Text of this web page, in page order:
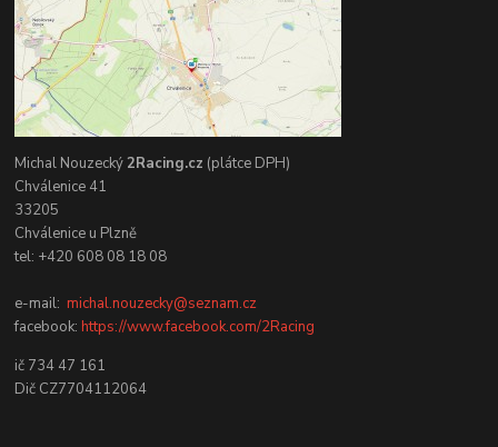
Michal Nouzecký2Racing.cz (plátce DPH)
Chválenice 41
33205
Chválenice u Plzně
tel: +420 608 08 18 08
e-mail:michal.nouzecky@seznam.cz
facebook:https://www.facebook.com/2Racing
ič 734 47 161
Dič CZ7704112064